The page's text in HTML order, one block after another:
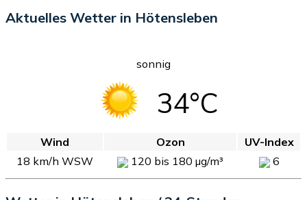
Aktuelles Wetter in Hötensleben
sonnig
34°C
Wind Ozon
UV-Index
18 km/h WSW
120 bis 180 µg/m³ 6